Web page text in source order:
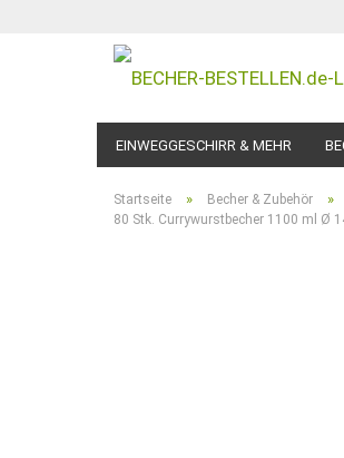
EINWEGGESCHIRR & MEHR
Startseite » Becher & Zubehör »
80 Stk. Currywurstbecher 1100 ml Ø